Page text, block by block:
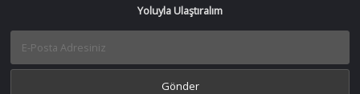
Yoluyla Ulaştıralım